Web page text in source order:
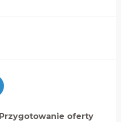
Przygotowanie oferty